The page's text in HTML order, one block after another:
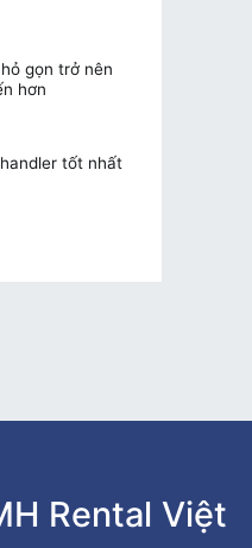
gọn trở nên
hơn
tốt nhất
Rental Việt